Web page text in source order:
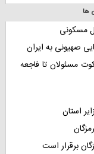
ها
صهیونی به ایران
مسئولان تا فاجعه
استان
برقرار است